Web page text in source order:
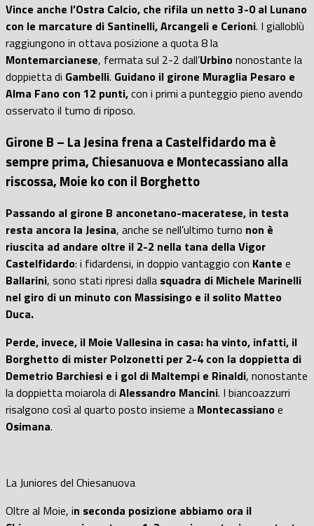
Vince anche l’Ostra Calcio, che rifila un netto 3-0 al Lunano
con le marcature di Santinelli, Arcangeli e Cerioni. I gialloblù
raggiungono in ottava posizione a quota 8 la
Montemarcianese, fermata sul 2-2 dall’Urbinononostante la
doppietta di Gambelli. Guidano il girone Muraglia Pesaro e
Alma Fano con 12 punti,con i primi a punteggio pieno avendo
osservato il turno di riposo.
Girone B – La Jesina frena a Castelfidardo ma è
sempre prima, Chiesanuova e Montecassiano alla
riscossa, Moie ko con il Borghetto
Passando al girone B anconetano-maceratese, in testa
resta ancora la Jesina, anche se nell’ultimo turno non è
riuscita ad andare oltre il 2-2 nella tana della Vigor
Castelfidardo: i fidardensi, in doppio vantaggio con Kante e
Ballarini, sono stati ripresi dalla squadra di Michele Marinelli
nel giro di un minuto con Massisingo e il solito Matteo
Duca.
Perde, invece, il Moie Vallesina in casa: ha vinto, infatti, il
Borghetto di mister Polzonetti per 2-4 con la doppietta di
Demetrio Barchiesi e i gol di Maltempi e Rinaldi, nonostante
la doppietta moiarola di Alessandro Mancini. I biancoazzurri
risalgono così al quarto posto insieme a Montecassianoe
Osimana.
La Juniores del Chiesanuova
Oltre al Moie, in seconda posizione abbiamo ora il